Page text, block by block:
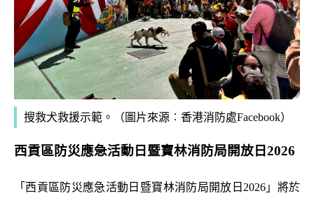
搜救犬救援示範 。 （圖片來源︰ 香港消防處Facebook）
西貢區防災應急活動日暨寶林消防局開放日2026
「西貢區防災應急活動日暨寶林消防局開放日2026」將於